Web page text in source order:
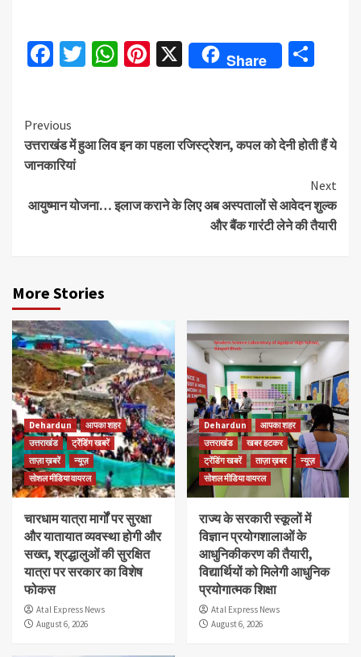
Facebook
Twitter
WhatsApp
Pinterest
X Share
Continue
Reading
Previous
उत्तराखंड में हुआ लिव इन का पहला रजिस्ट्रेशन, कपल को देनी होती हैं ये
जानकारियां
Next
आयुष्मान योजना… इलाज कराने के लिए अब अस्पतालों से आवेदन शुल्क
और बैंक गारंटी लेने की तैयारी
More Stories
Dehardun
आपका शहर
उत्तराखंड
ट्रेंडिंग खबरें
ताज़ा ख़बरें
न्यूज़
सोशल मीडिया वायरल
चारधाम यात्रा मार्गों पर सुरक्षा
और यातायात व्यवस्था होगी और
सख्त, श्रद्धालुओं की सुरक्षित
यात्रा पर सरकार का विशेष
फोकस
Atal Express News
August 6, 2026
Dehardun
आपका शहर
उत्तराखंड
खबर हटकर
ट्रेंडिंग खबरें
ताज़ा ख़बर
न्यूज़
सोशल मीडिया वायरल
राज्य के सरकारी स्कूलों में
विज्ञान प्रयोगशालाओं के
आधुनिकीकरण की तैयारी,
विद्यार्थियों को मिलेगी आधुनिक
प्रयोगात्मक शिक्षा
Atal Express News
August 6, 2026